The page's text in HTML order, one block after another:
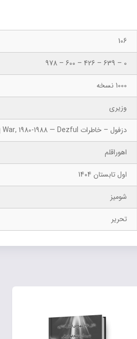
106
0 – 639 – 426 – 600 – 978
1000 نسخه
وزیری
دزفول – خاطرات Iran-Iraq War, 1980-1988 — Dezful —
اهوراقلم
اول تابستان 1404
شومیز
تحریر